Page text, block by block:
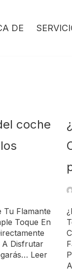
DE
coche
Tu Flamante
Toque En
A Disfrutar
Leer